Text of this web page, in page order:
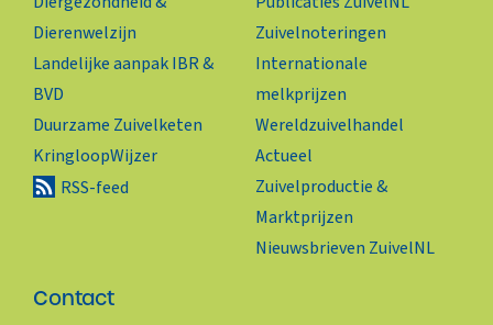
Dierenwelzijn
Landelijke aanpak IBR &
BVD
Duurzame Zuivelketen
KringloopWijzer
RSS-feed
Zuivelnoteringen
Internationale
melkprijzen
Wereldzuivelhandel
Actueel
Zuivelproductie &
Marktprijzen
Nieuwsbrieven ZuivelNL
Contact